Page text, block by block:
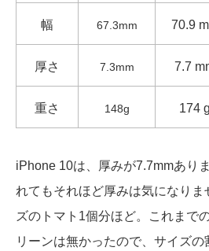
幅 67.3mm 70.9
厚さ 7.3mm 7.7
重さ 148g 174 g
iPhone 10は、厚みが7.7mmあり
れてもそれほど厚みは気になりま
ズのトマト1個分ほど。これまで
リーンは無かったので、サイズ